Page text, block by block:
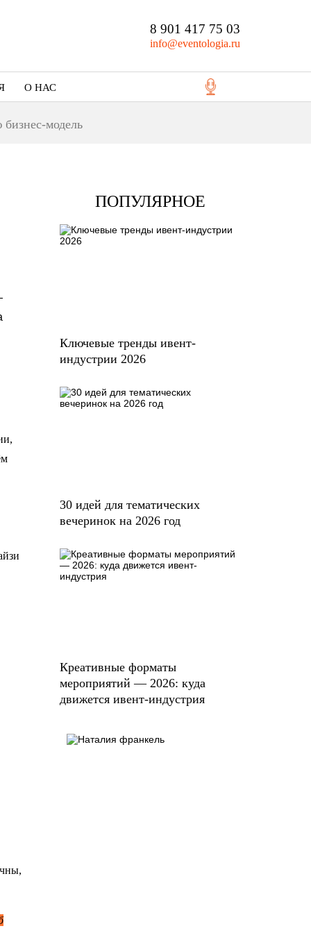
8 901 417 75 03
info@eventologia.ru
О НАС
модель
ПОПУЛЯРНОЕ
Ключевые тренды ивент-
индустрии 2026
30 идей для тематических
вечеринок на 2026 год
Креативные форматы
мероприятий — 2026: куда
движется ивент-индустрия